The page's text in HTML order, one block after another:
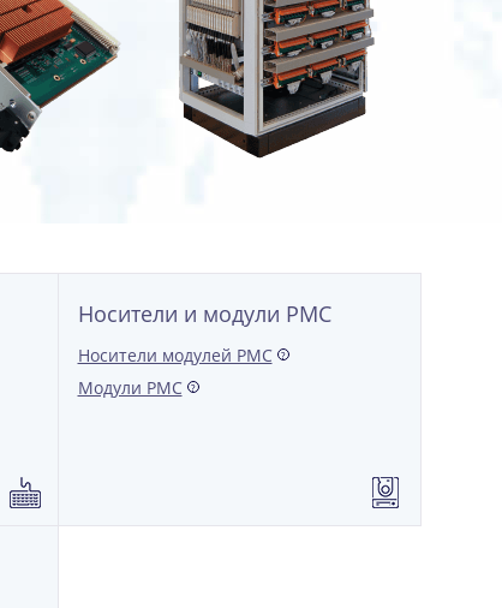
Носители и модули РМС
Носители модулей PMC ?
Модули РМС ?